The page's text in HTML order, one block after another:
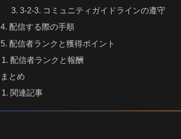
3-2-3. コミュニティガイドラインの遵守
4. 配信する際の手順
5. 配信者ランクと獲得ポイント
配信者ランクと報酬
まとめ
関連記事